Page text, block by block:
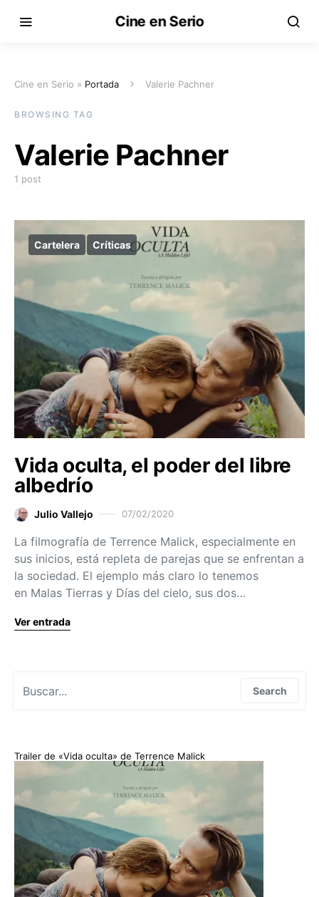
Cine en Serio
Cine en Serio » Portada Valerie Pachner
BROWSING TAG
Valerie Pachner
1 post
Cartelera Críticas
Vida oculta, el poder del libre
albedrío
Julio Vallejo 07/02/2020
La filmografía de Terrence Malick, especialmente en
sus inicios, está repleta de parejas que se enfrentan a
la sociedad. El ejemplo más claro lo tenemos
en Malas Tierras y Días del cielo, sus dos…
Ver entrada
Search
Trailer de «Vida oculta» de Terrence Malick